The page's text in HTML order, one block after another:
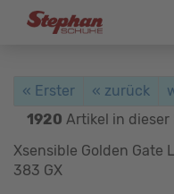
« Erster « zurück
1920 Artikel in dieser
Xsensible Golden Gate
383 GX